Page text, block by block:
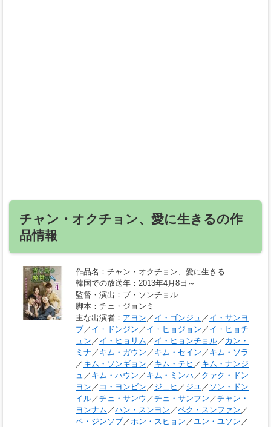
チャン・オクチョン、愛に生きるの作
品情報
作品名 ：チャン・オクチョン、愛に生きる
韓国での放送年 ：2013年4月8日～
監督・演出 ：ブ・ソンチョル
脚本 ：チェ・ジョンミ
主な出演者 ： アヨン ／ イ・ゴンジュ ／ イ・サンヨ
プ／ イ・ドンジン ／ イ・ヒョジョン ／ イ・ヒョチ
ュン ／ イ・ヒョリム ／ イ・ヒョンチョル／ カン・
ミナ ／ キム・ガウン ／ キム・セイン ／ キム・ソラ
／ キム・ソンギョン ／ キム・テヒ ／ キム・ナンジ
ュ ／ キム・ハウン ／ キム・ミンハ ／ クァク・ドン
ヨン ／ コ・ヨンビン ／ ジェヒ ／ ジユ／ ソン・ドン
イル／チェ・サンウ ／チェ・サンフン ／チャン・
ヨンナム ／ハン・スンヨン ／ペク・スンファン ／
ペ・ジンソプ／ホン・スヒョン ／ユン・ユソン ／